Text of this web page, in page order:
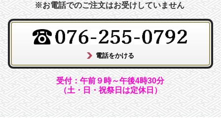
※お電話でのご注文はお受けしていません
受付：午前９時～午後4時30分
（土・日・祝祭日は定休日）